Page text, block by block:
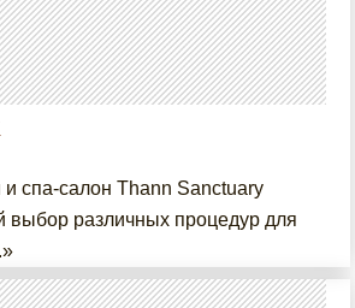
и спа-салон Thann Sanctuary
выбор различных процедур для